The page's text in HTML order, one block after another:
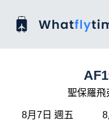
聖保羅飛
8月7日 週五